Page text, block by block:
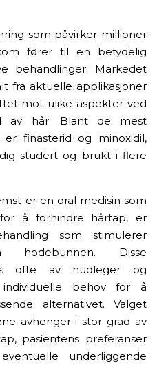
som påvirker millioner
fører til en betydelig
behandlinger. Markedet
fra aktuelle applikasjoner
mot ulike aspekter ved
av hår. Blant de mest
finasterid og minoxidil,
studert og brukt i flere
er en oral medisin som
å forhindre hårtap, er
som stimulerer
Disse
ofte av hudleger og
behov for å
alternativet. Valget
avhenger i stor grad av
pasientens preferanser
underliggende